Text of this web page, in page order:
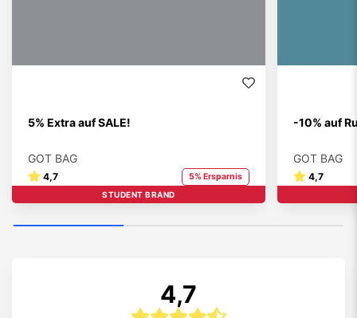
5% Extra auf SALE!
GOT BAG
4,7 5% Ersparnis
STUDENT BRAND
-10% auf
GOT BAG
4,7
4,7